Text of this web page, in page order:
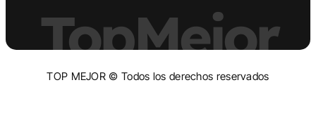
TopMejor
TOP MEJOR © Todos los derechos reservados